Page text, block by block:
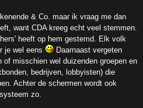
& Co. maar ik vraag me dan
want CDA kreeg echt veel stemmen.
heeft op hem gestemd. Elk volk
je wel eens
Daarnaast vergeten
of misschien wel duizenden groepen en
bedrijven, lobbyisten) die
Achter de schermen wordt ook
zo.